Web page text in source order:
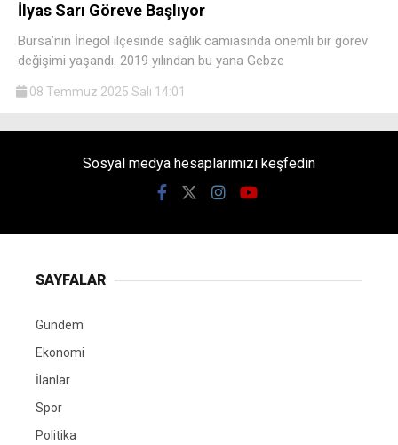
İlyas Sarı Göreve Başlıyor
Bursa’nın İnegöl ilçesinde sağlık camiasında önemli bir görev
değişimi yaşandı. 2019 yılından bu yana Gebze
08 Temmuz 2025 Salı 14:01
Sosyal medya hesaplarımızı keşfedin
SAYFALAR
Gündem
Ekonomi
İlanlar
Spor
Politika